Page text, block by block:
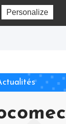
Personalize